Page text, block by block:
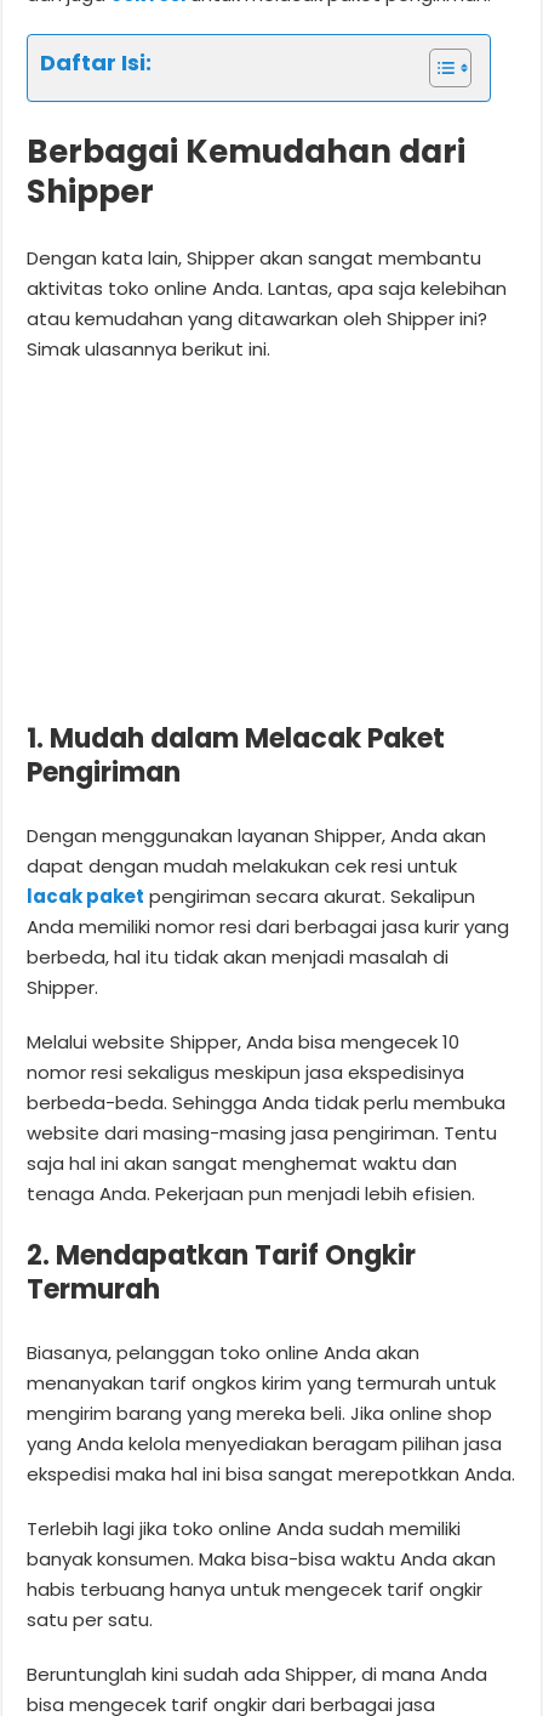
Daftar Isi:
Berbagai Kemudahan dari
Shipper
Dengan kata lain, Shipper akan sangat membantu
aktivitas toko online Anda. Lantas, apa saja kelebihan
atau kemudahan yang ditawarkan oleh Shipper ini?
Simak ulasannya berikut ini.
1. Mudah dalam Melacak Paket
Pengiriman
Dengan menggunakan layanan Shipper, Anda akan
dapat dengan mudah melakukan cek resi untuk
lacak paket pengiriman secara akurat. Sekalipun
Anda memiliki nomor resi dari berbagai jasa kurir yang
berbeda, hal itu tidak akan menjadi masalah di
Shipper.
Melalui website Shipper, Anda bisa mengecek 10
nomor resi sekaligus meskipun jasa ekspedisinya
berbeda-beda. Sehingga Anda tidak perlu membuka
website dari masing-masing jasa pengiriman. Tentu
saja hal ini akan sangat menghemat waktu dan
tenaga Anda. Pekerjaan pun menjadi lebih efisien.
2. Mendapatkan Tarif Ongkir
Termurah
Biasanya, pelanggan toko online Anda akan
menanyakan tarif ongkos kirim yang termurah untuk
mengirim barang yang mereka beli. Jika online shop
yang Anda kelola menyediakan beragam pilihan jasa
ekspedisi maka hal ini bisa sangat merepotkkan Anda.
Terlebih lagi jika toko online Anda sudah memiliki
banyak konsumen. Maka bisa-bisa waktu Anda akan
habis terbuang hanya untuk mengecek tarif ongkir
satu per satu.
Beruntunglah kini sudah ada Shipper, di mana Anda
bisa mengecek tarif ongkir dari berbagai jasa